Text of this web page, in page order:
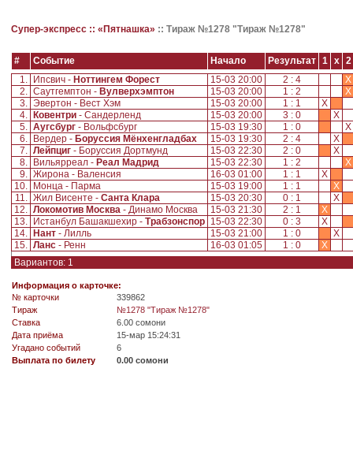
Супер-экспресс :: «Пятнашка» :: Тираж №1278 "Тираж №1278"
# Событие Начало Результат 1 x
2
1.
Ипсвич - Ноттингем Форест 15-03 20:00 2 : 4
X
2. Саутгемптон - Вулверхэмптон 15-03 20:00 1 : 2
X
3. Эвертон - Вест Хэм 15-03 20:00 1 : 1
X
4.
Ковентри - Сандерленд 15-03 20:00 3 : 0
X
5. Аугсбург - Вольфсбург 15-03 19:30 1 : 0
X
6.
Вердер - Боруссия Мёнхенгладбах 15-03 19:30 2 : 4
X
7. Лейпциг - Боруссия Дортмунд 15-03 22:30 2 : 0
X
8.
Вильярреал - Реал Мадрид 15-03 22:30 1 : 2
X
9. Жирона - Валенсия 16-03 01:00 1 : 1
X
10.
Монца - Парма 15-03 19:00 1 : 1
X
11. Жил Висенте - Санта Клара 15-03 20:30 0 : 1
X
12. Локомотив Москва - Динамо Москва 15-03 21:30 2 : 1
X
13.
Истанбул Башакшехир - Трабзонспор 15-03 22:30 0 : 3
X
14.
Нант - Лилль 15-03 21:00 1 : 0
X
15. Ланс - Ренн 16-03 01:05 1 : 0
X
Вариантов: 1
Информация о карточке:
№ карточки
339862
Tираж
№1278 "Тираж №1278"
Ставка
6.00 сомони
Дата приёма
15-мар 15:24:31
Угадано событий
6
Выплата по билету
0.00 сомони